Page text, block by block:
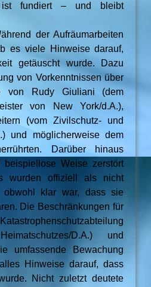
ist fundiert – und bleibt
der Aufräumarbeiten
es viele Hinweise darauf,
getäuscht wurde. Dazu
von Vorkenntnissen über
von Rudy Giuliani (dem
von New York/d.A.),
(vom Zivilschutz- und
und möglicherweise dem
Darüber hinaus
Weise zerstört
wurden offiziell als nicht
obwohl klar war, dass sie
Die Beschränkungen für
D.A.) und
umfassende Bewachung
Hinweise darauf, dass
Nicht zuletzt deutete